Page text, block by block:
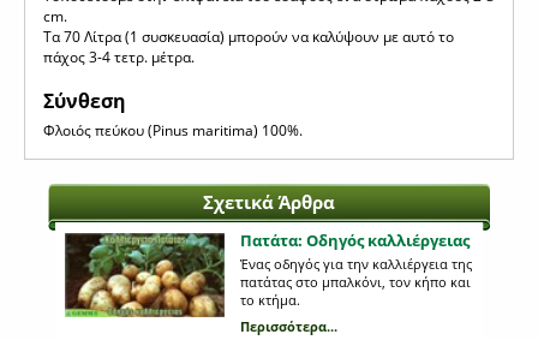
cm.
Τα 70 Λίτρα (1 συσκευασία) μπορούν να καλύψουν με αυτό το
πάχος 3-4 τετρ. μέτρα.
Σύνθεση
Φλοιός πεύκου (Pinus maritima) 100%.
Σχετικά Άρθρα
Πατάτα: Οδηγός καλλιέργειας
Ένας οδηγός για την καλλιέργεια της
πατάτας στο μπαλκόνι, τον κήπο και
το κτήμα.
Περισσότερα...